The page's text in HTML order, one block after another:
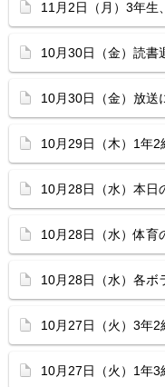
11月2日（月）3年生
10月30日（金）読書
10月30日（金）放送
10月29日（木）1年2
10月28日（水）本日
10月28日（水）体育
10月28日（水）各ボ
10月27日（火）3年
10月27日（火）1年3